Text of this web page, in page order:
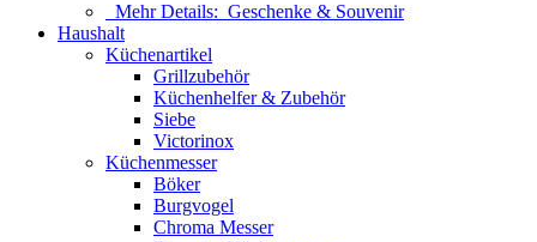
Mehr Details: Geschenke & Souvenir
Haushalt
Küchenartikel
Grillzubehör
Küchenhelfer & Zubehör
Siebe
Victorinox
Küchenmesser
Böker
Burgvogel
Chroma Messer